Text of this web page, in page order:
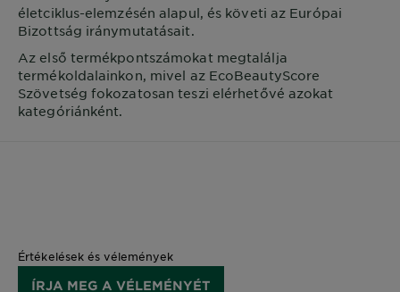
életciklus-elemzésén alapul, és követi az Európai
Bizottság iránymutatásait.
Az első termékpontszámokat megtalálja
termékoldalainkon, mivel az EcoBeautyScore
Szövetség fokozatosan teszi elérhetővé azokat
kategóriánként.
Értékelések és vélemények
ÍRJA MEG A VÉLEMÉNYÉT